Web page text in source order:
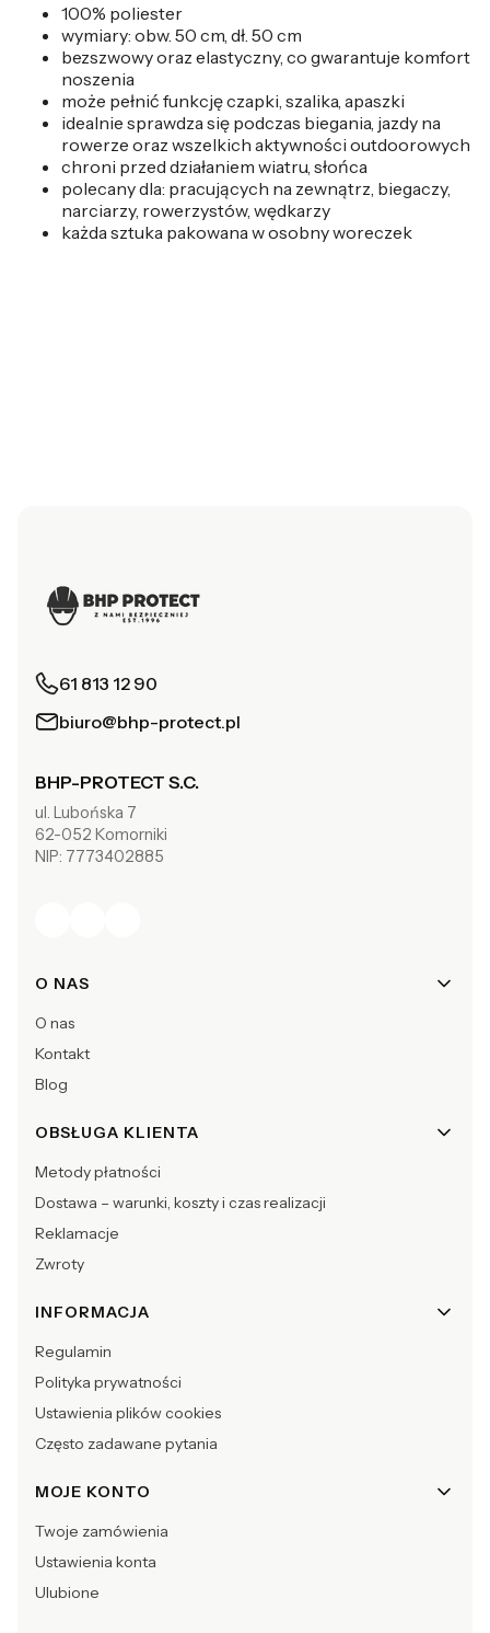
100% poliester
wymiary: obw. 50 cm, dł. 50 cm
bezszwowy oraz elastyczny, co gwarantuje komfort
noszenia
może pełnić funkcję czapki, szalika, apaszki
idealnie sprawdza się podczas biegania, jazdy na
rowerze oraz wszelkich aktywności outdoorowych
chroni przed działaniem wiatru, słońca
polecany dla: pracujących na zewnątrz, biegaczy,
narciarzy, rowerzystów, wędkarzy
każda sztuka pakowana w osobny woreczek
61 813 12 90
biuro@bhp-protect.pl
BHP-PROTECT S.C.
ul. Lubońska 7
62-052 Komorniki
NIP: 7773402885
Linki w stopce
O NAS
O nas
Kontakt
Blog
OBSŁUGA KLIENTA
Metody płatności
Dostawa – warunki, koszty i czas realizacji
Reklamacje
Zwroty
INFORMACJA
Regulamin
Polityka prywatności
Ustawienia plików cookies
Często zadawane pytania
MOJE KONTO
Twoje zamówienia
Ustawienia konta
Ulubione